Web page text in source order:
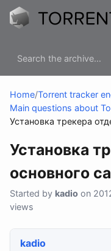
Home/Torrent tracker
Main questions about
Установка трекера
Установка
основного
Started by kadio on
views
kadio